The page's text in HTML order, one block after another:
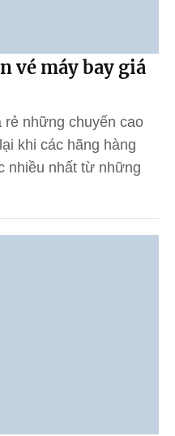
vé máy bay giá
rẻ những chuyến cao
khi các hãng hàng
nhiều nhất từ những